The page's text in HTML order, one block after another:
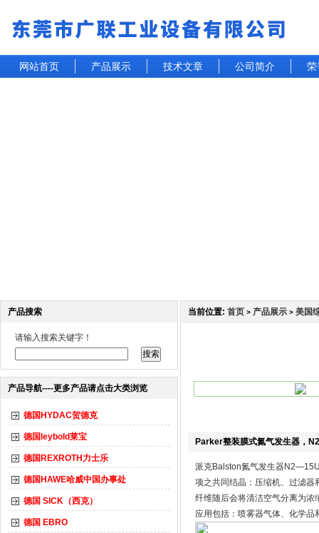
网站首页 产品展示 技术文章 公司简介 荣
产品搜索
请输入搜索关键字！
产品导航----更多产品请点击大类浏览
德国HYDAC贺德克
德国leybold莱宝
德国REXROTH力士乐
德国HAWE哈威中国办事处
德国 SICK（西克）
德国 EBRO
当前位置: 首页 > 产品展示 > 美国
Parker整装膜式氮气发生器，
派克Balston氮气发生器
项之共同结晶：压缩机、过滤
纤维随后会将清洁空气分离为浓
应用包括：喷雾器气体、化学